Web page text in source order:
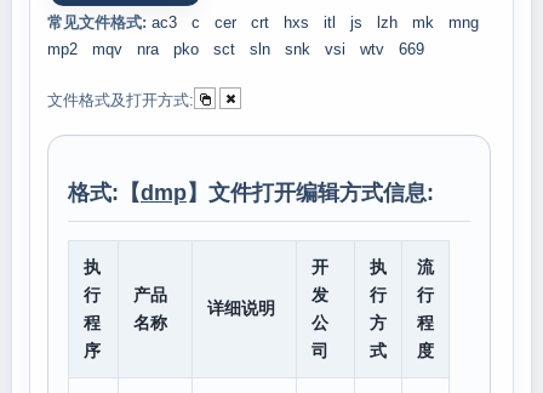
常见文件格式: ac3 c cer crt hxs itl js lzh mk
mng
mp2
mqv nra pko sct sln snk vsi wtv 669
文件格式及打开方式:
格式:【dmp】文件打开编辑方式信息:
执
行
程
序
产品
名称
详细说明
开
发
公
司
执
行
方
式
流
行
程
度